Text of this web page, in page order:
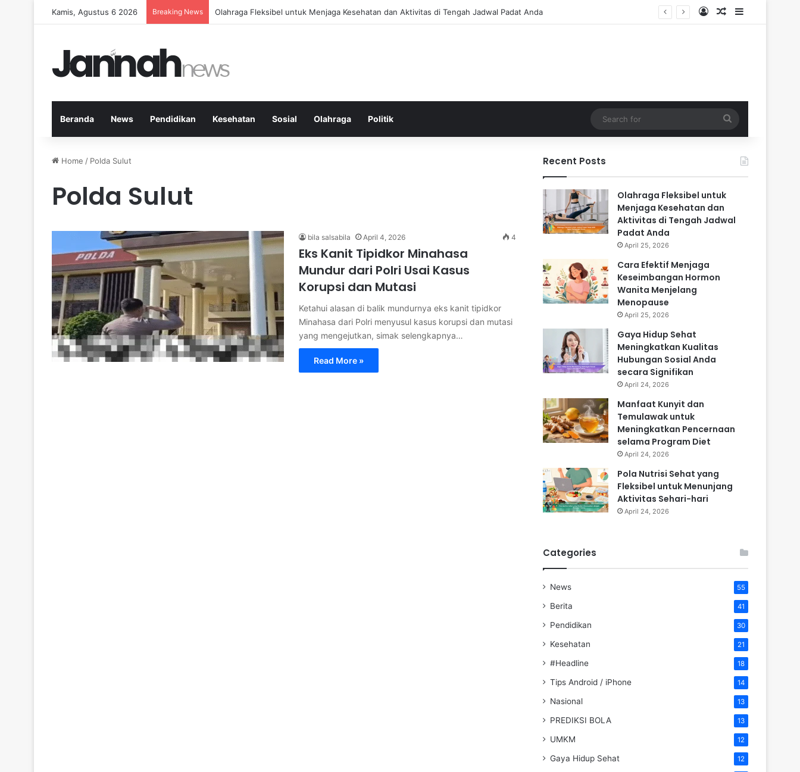
Kamis, Agustus 6 2026 Breaking News Cara Efektif Menjaga Keseimbangan Hormon Wanita Menjelang Menopause Log InRandom Article
Sidebar
Beranda News Pendidikan Kesehatan Sosial Olahraga Politik
for
Home / Polda Sulut
Polda Sulut
bila salsabila April 4, 2026 4
Eks Kanit Tipidkor Minahasa
Mundur dari Polri Usai Kasus
Korupsi dan Mutasi
Ketahui alasan di balik mundurnya eks kanit tipidkor
Minahasa dari Polri menyusul kasus korupsi dan mutasi
yang mengejutkan, simak selengkapnya…
Read More »
Recent Posts
Olahraga Fleksibel untuk
Menjaga Kesehatan dan
Aktivitas di Tengah Jadwal
Padat Anda
April 25, 2026
Cara Efektif Menjaga
Keseimbangan Hormon
Wanita Menjelang
Menopause
April 25, 2026
Gaya Hidup Sehat
Meningkatkan Kualitas
Hubungan Sosial Anda
secara Signifikan
April 24, 2026
Manfaat Kunyit dan
Temulawak untuk
Meningkatkan Pencernaan
selama Program Diet
April 24, 2026
Pola Nutrisi Sehat yang
Fleksibel untuk Menunjang
Aktivitas Sehari-hari
April 24, 2026
Categories
News 55
Berita 41
Pendidikan 30
Kesehatan 21
#Headline 18
Tips Android / iPhone 14
Nasional 13
PREDIKSI BOLA 13
UMKM 12
Gaya Hidup Sehat 12